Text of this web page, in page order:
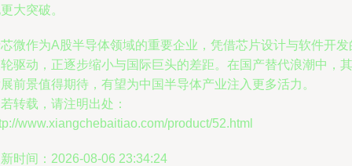
大突破。
微作为A股半导体领域的重要企业，凭借芯片设计与软件开发
驱动，正逐步缩小与国际巨头的差距。在国产替代浪潮中，其
前景值得期待，有望为中国半导体产业注入更多活力。
转载，请注明出处：
www.xiangchebaitiao.com/product/52.html
时间：2026-08-06 23:34:24